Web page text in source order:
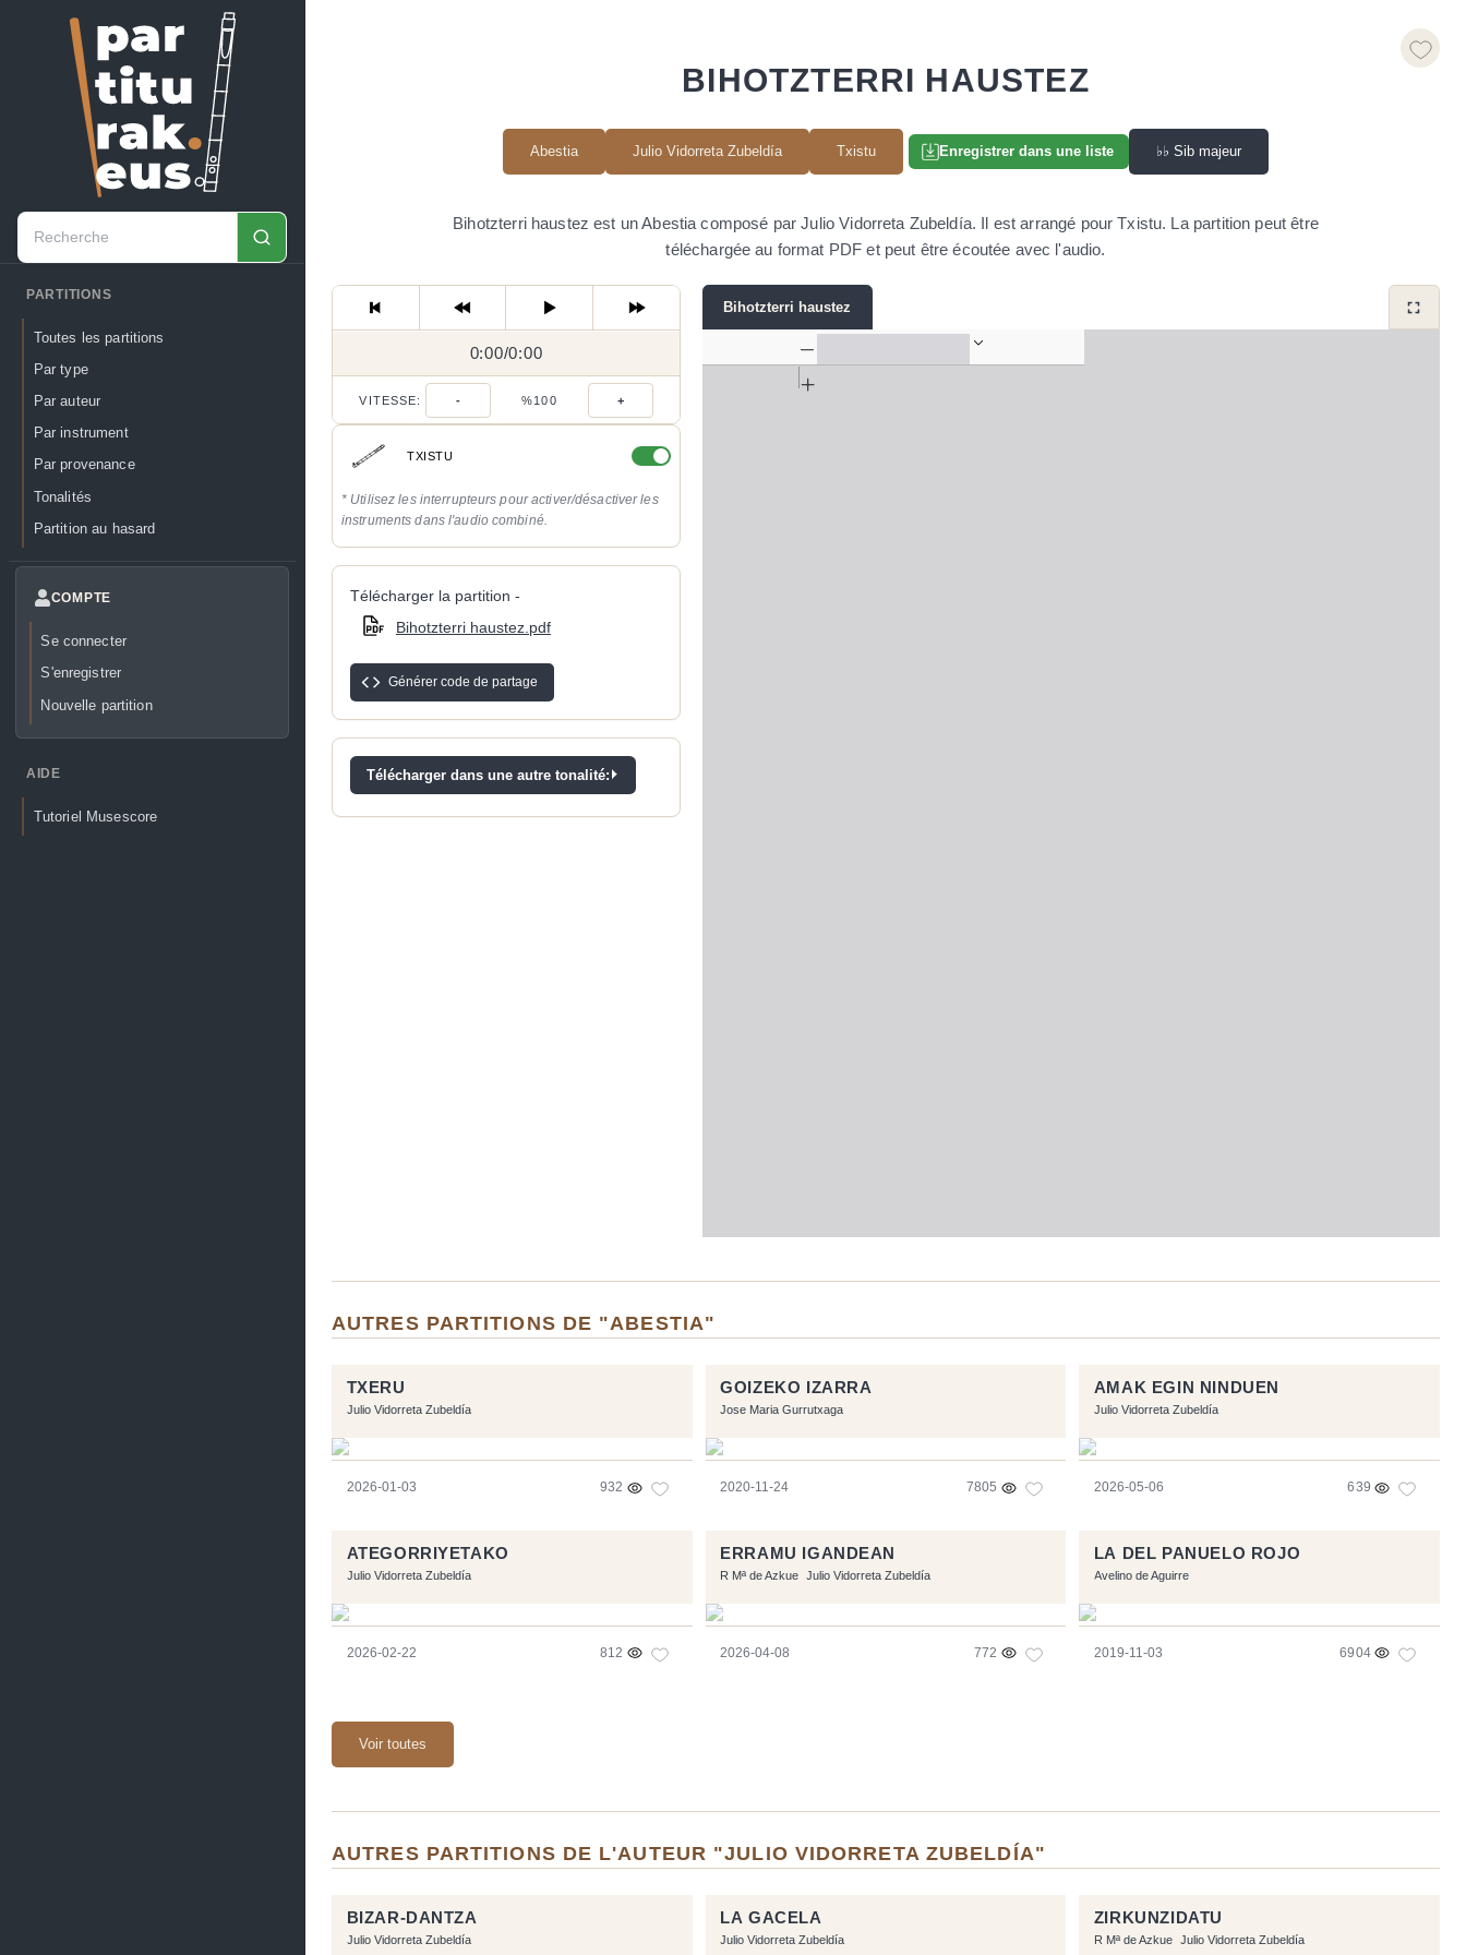
PARTITIONS
Toutes les partitions
Par type
Par auteur
Par instrument
Par provenance
Tonalités
Partition au hasard
COMPTE
Se connecter
S'enregistrer
Nouvelle partition
AIDE
Tutoriel Musescore
BIHOTZTERRI HAUSTEZ
Abestia Julio Vidorreta Zubeldía Txistu Enregistrer dans une liste ♭♭ Sib majeur
Bihotzterri haustez est un Abestia composé par Julio Vidorreta Zubeldía. Il est arrangé pour Txistu. La partition peut être
téléchargée au format PDF et peut être écoutée avec l'audio.
0:00/
0:00/0:00
VITESSE: - %100 +
TXISTU
* Utilisez les interrupteurs pour activer/désactiver les
instruments dans l'audio combiné.
Télécharger la partition -
Bihotzterri haustez.pdf
Générer code de partage
Télécharger dans une autre tonalité:
Bihotzterri haustez
AUTRES PARTITIONS DE "ABESTIA"
TXERU
Julio Vidorreta Zubeldía
2026-01-03 932
GOIZEKO IZARRA
Jose Maria Gurrutxaga
2020-11-24 7805
AMAK EGIN NINDUEN
Julio Vidorreta Zubeldía
2026-05-06 639
ATEGORRIYETAKO
Julio Vidorreta Zubeldía
2026-02-22 812
ERRAMU IGANDEAN
R Mª de Azkue Julio Vidorreta Zubeldía
2026-04-08 772
LA DEL PANUELO ROJO
Avelino de Aguirre
2019-11-03 6904
Voir toutes
AUTRES PARTITIONS DE L'AUTEUR "JULIO VIDORRETA ZUBELDÍA"
BIZAR-DANTZA
Julio Vidorreta Zubeldía
LA GACELA
Julio Vidorreta Zubeldía
ZIRKUNZIDATU
R Mª de Azkue Julio Vidorreta Zubeldía